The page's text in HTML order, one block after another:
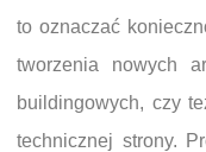
to oznaczać
tworzenia nowych
buildingowych, czy
technicznej strony.